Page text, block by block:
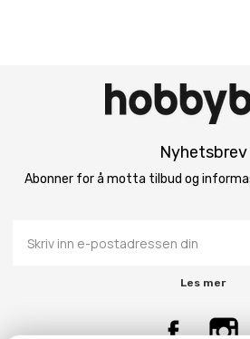
Nyhetsbrev
Abonner for å motta tilbud og
Les mer